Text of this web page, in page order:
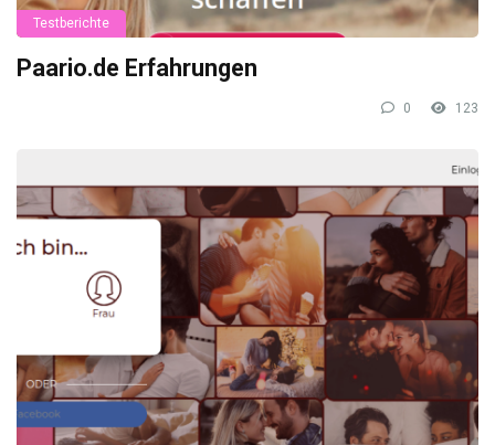
Testberichte
Paario.de Erfahrungen
0 123